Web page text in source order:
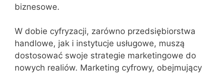
biznesowe.
W dobie cyfryzacji, zarówno przedsiębiorstwa
handlowe, jak i instytucje usługowe, muszą
dostosować swoje strategie marketingowe do
nowych realiów. Marketing cyfrowy, obejmujący